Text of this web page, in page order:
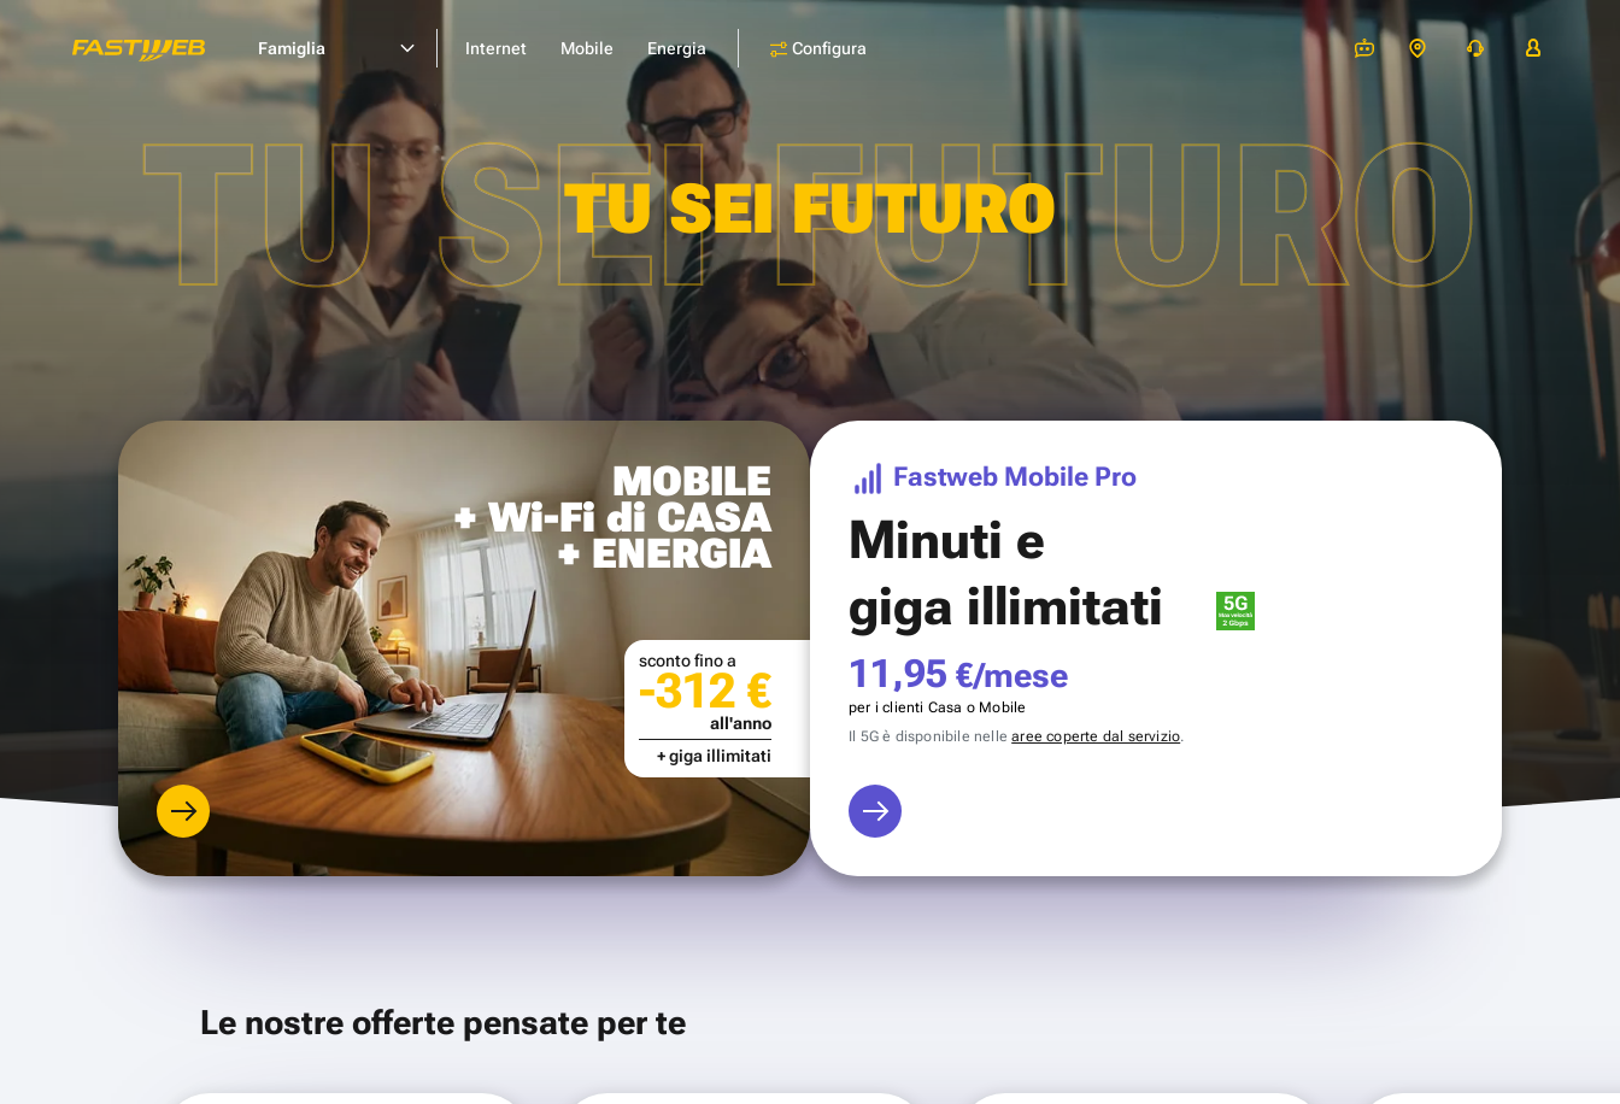
Famiglia Internet Mobile Energia Configura
TU SEI FUTURO
TU SEI FUTURO
MOBILE
+ Wi-Fi di CASA
+ ENERGIA
sconto fino a
-312 €
all'anno
+ giga illimitati
Fastweb Mobile Pro
Minuti e
giga illimitati
11,95 €/mese
per i clienti Casa o Mobile
Il 5G è disponibile nellearee coperte dal servizio.
Le nostre offerte pensate per te